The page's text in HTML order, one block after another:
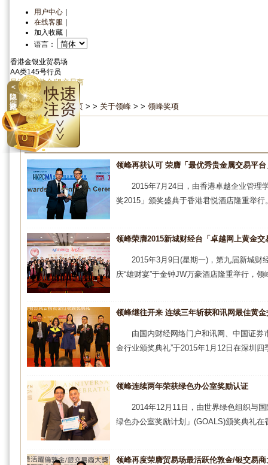
用户中心
在线客服
加入收藏
语言：
香港金银业贸易场
AA类145号行员
最活跃伦敦金/银交易商
资金安全 信心保证
当前位置：首 页 > > 关于领峰 > > 领峰奖项
领峰奖项
领峰再获认可 荣膺「最优秀贵金属交易平台
2015年7月24日，由香港卓越企业管理
奖2015」颁奖盛典于香港君悦酒店隆重举
领峰荣膺2015新城财经台「卓越网上黄金交
2015年3月9日(星期一)，第九届新城财
庆“雄财宴”于金钟JW万豪酒店隆重举行，
领峰继往开来 连续三年斩获和讯网最佳黄
由国内财经网络门户和讯网、中国证券
金行业颁奖典礼”于2015年1月12日在深圳
领峰连续两年荣获绿色办公室奖励认证
2014年12月11日，由世界绿色组织与
绿色办公室奖励计划」(GOALS)颁奖典礼
领峰再度荣膺贸易场最活跃伦敦金/银交易
＜
隐
藏